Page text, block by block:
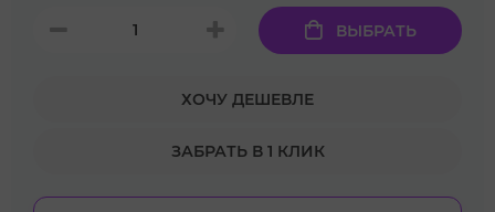
ВЫБРАТЬ
ХОЧУ ДЕШЕВЛЕ
ЗАБРАТЬ В 1 КЛИК